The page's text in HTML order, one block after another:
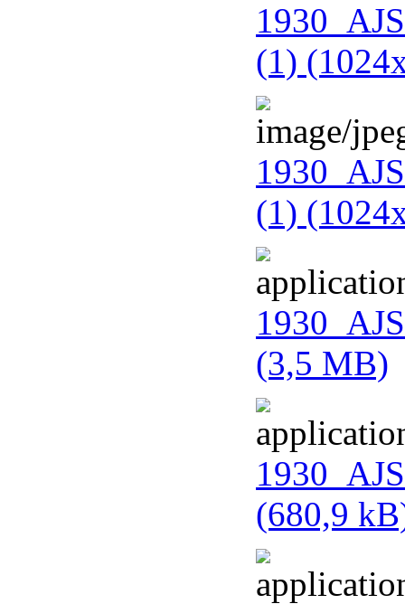
(1)
(1)
(3,5 MB)
(680,9